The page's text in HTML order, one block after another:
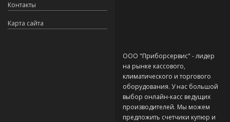
Контакты
Карта сайта
ООО "Приборсервис" - лидер
на рынке кассового,
климатического и торгового
оборудования. У нас большой
выбор онлайн-касс ведущих
производителей. Мы можем
предложить счетчики купюр и